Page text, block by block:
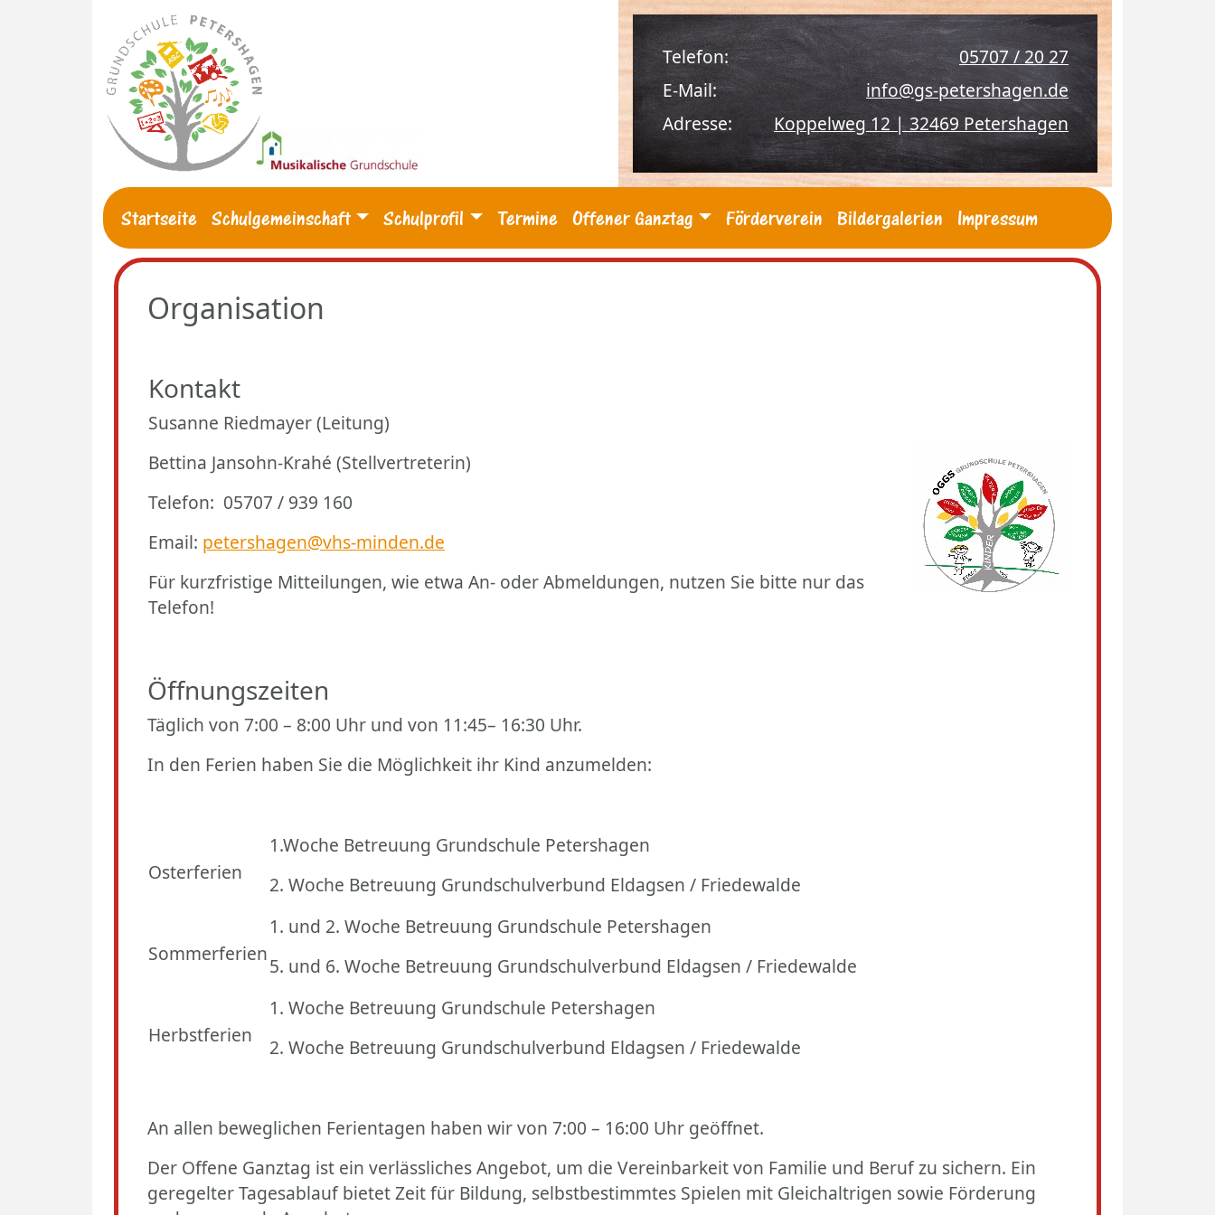
Telefon:
05707 / 20 27
E-Mail:
info@gs-petershagen.de
Adresse:
Koppelweg 12 | 32469 Petershagen
Startseite Schulgemeinschaft Schulprofil Termine Offener Ganztag Förderverein Bildergalerien Impressum
Organisation
Kontakt
Susanne Riedmayer (Leitung)
Bettina Jansohn-Krahé (Stellvertreterin)
Telefon: 05707 / 939 160
Email: petershagen@vhs-minden.de
Für kurzfristige Mitteilungen, wie etwa An- oder Abmeldungen, nutzen Sie bitte nur das
Telefon!
Öffnungszeiten
Täglich von 7:00 – 8:00 Uhr und von 11:45– 16:30 Uhr.
In den Ferien haben Sie die Möglichkeit ihr Kind anzumelden:
Osterferien
1.Woche Betreuung Grundschule Petershagen
2. Woche Betreuung Grundschulverbund Eldagsen / Friedewalde
Sommerferien
1. und 2. Woche Betreuung Grundschule Petershagen
5. und 6. Woche Betreuung Grundschulverbund Eldagsen / Friedewalde
Herbstferien
1. Woche Betreuung Grundschule Petershagen
2. Woche Betreuung Grundschulverbund Eldagsen / Friedewalde
An allen beweglichen Ferientagen haben wir von 7:00 – 16:00 Uhr geöffnet.
Der Offene Ganztag ist ein verlässliches Angebot, um die Vereinbarkeit von Familie und Beruf zu sichern. Ein
geregelter Tagesablauf bietet Zeit für Bildung, selbstbestimmtes Spielen mit Gleichaltrigen sowie Förderung